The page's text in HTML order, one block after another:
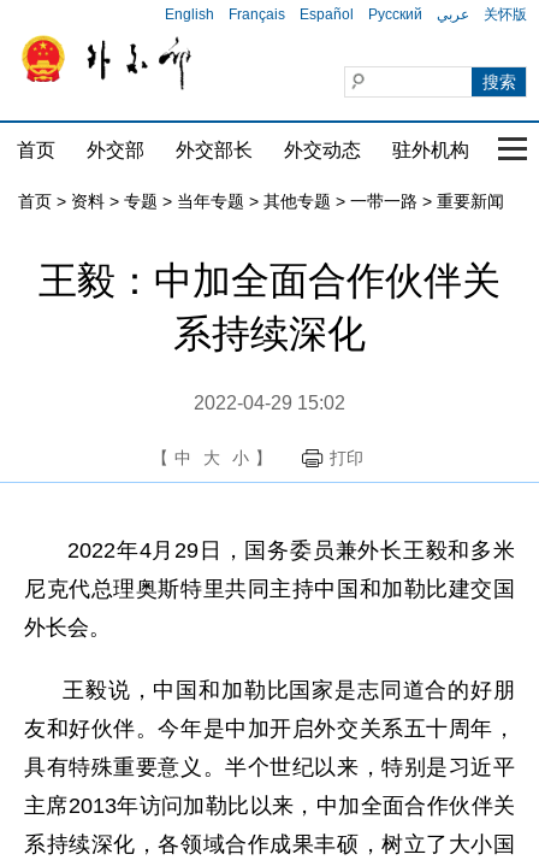
English Français Español Русский عربي 关怀版
首页 外交部 外交部长 外交动态 驻外机构 国
首页 > 资料 > 专题 > 当年专题 > 其他专题 > 一带一路 > 重要新闻
王毅：中加全面合作伙伴关
系持续深化
2022-04-29 15:02
【 中 大 小 】 打印
2022年4月29日，国务委员兼外长王毅和多米
尼克代总理奥斯特里共同主持中国和加勒比建交国
外长会。
王毅说，中国和加勒比国家是志同道合的好朋
友和好伙伴。今年是中加开启外交关系五十周年，
具有特殊重要意义。半个世纪以来，特别是习近平
主席2013年访问加勒比以来，中加全面合作伙伴关
系持续深化，各领域合作成果丰硕，树立了大小国